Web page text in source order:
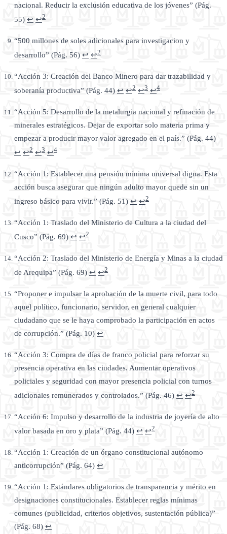
nacional. Reducir la exclusión educativa de los jóvenes” (Pág.
55) ↩ ↩2
“500 millones de soles adicionales para investigacion y
desarrollo” (Pág. 56) ↩ ↩2
“Acción 3: Creación del Banco Minero para dar trazabilidad y
soberanía productiva” (Pág. 44) ↩ ↩2 ↩3 ↩4
“Acción 5: Desarrollo de la metalurgia nacional y refinación de
minerales estratégicos. Dejar de exportar solo materia prima y
empezar a producir mayor valor agregado en el país.” (Pág. 44)
↩ ↩2 ↩3 ↩4
“Acción 1: Establecer una pensión mínima universal digna. Esta
acción busca asegurar que ningún adulto mayor quede sin un
ingreso básico para vivir.” (Pág. 51) ↩ ↩2
“Acción 1: Traslado del Ministerio de Cultura a la ciudad del
Cusco” (Pág. 69) ↩ ↩2
“Acción 2: Traslado del Ministerio de Energía y Minas a la ciudad
de Arequipa” (Pág. 69) ↩ ↩2
“Proponer e impulsar la aprobación de la muerte civil, para todo
aquel político, funcionario, servidor, en general cualquier
ciudadano que se le haya comprobado la participación en actos
de corrupción.” (Pág. 10) ↩
“Acción 3: Compra de días de franco policial para reforzar su
presencia operativa en las ciudades. Aumentar operativos
policiales y seguridad con mayor presencia policial con turnos
adicionales remunerados y controlados.” (Pág. 46) ↩ ↩2
“Acción 6: Impulso y desarrollo de la industria de joyería de alto
valor basada en oro y plata” (Pág. 44) ↩ ↩2
“Acción 1: Creación de un órgano constitucional autónomo
anticorrupción” (Pág. 64) ↩
“Acción 1: Estándares obligatorios de transparencia y mérito en
designaciones constitucionales. Establecer reglas mínimas
comunes (publicidad, criterios objetivos, sustentación pública)”
(Pág. 68) ↩